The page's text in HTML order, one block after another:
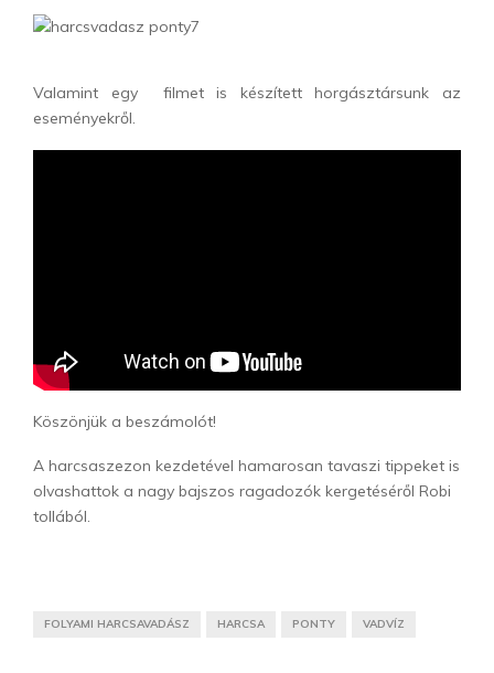
Valamint egy filmet is készített horgásztársunk az
eseményekről.
Köszönjük a beszámolót!
A harcsaszezon kezdetével hamarosan tavaszi tippeket is
olvashattok a nagy bajszos ragadozók kergetéséről Robi
tollából.
FOLYAMI HARCSAVADÁSZ HARCSA PONTY VADVÍZ